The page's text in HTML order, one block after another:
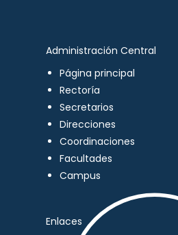
Administración Central
Página principal
Rectoría
Secretarios
Direcciones
Coordinaciones
Facultades
Campus
Enlaces